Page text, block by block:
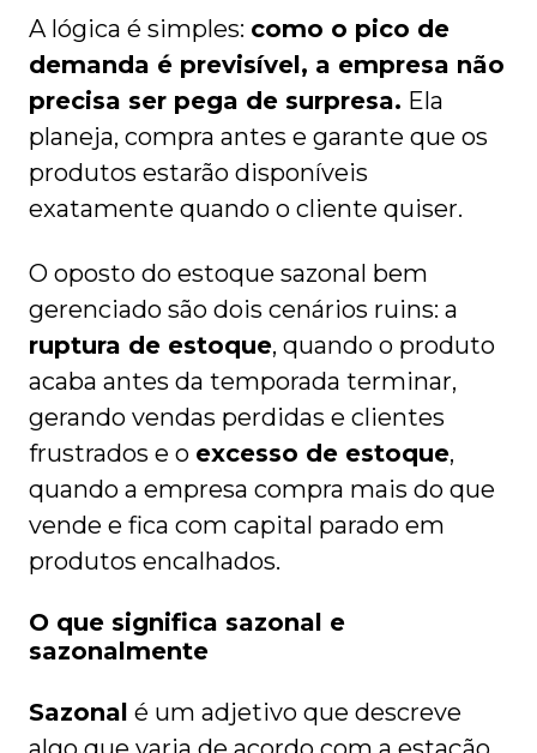
A lógica é simples: como o pico de
demanda é previsível, a empresa não
precisa ser pega de surpresa. Ela
planeja, compra antes e garante que os
produtos estarão disponíveis
exatamente quando o cliente quiser.
O oposto do estoque sazonal bem
gerenciado são dois cenários ruins: a
ruptura de estoque, quando o produto
acaba antes da temporada terminar,
gerando vendas perdidas e clientes
frustrados e o excesso de estoque,
quando a empresa compra mais do que
vende e fica com capital parado em
produtos encalhados.
O que significa sazonal e
sazonalmente
Sazonal é um adjetivo que descreve